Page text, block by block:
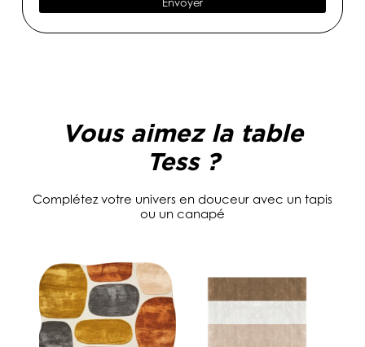
*
Vous aimez la table
Tess ?
Complétez votre univers en douceur avec un tapis
ou un canapé